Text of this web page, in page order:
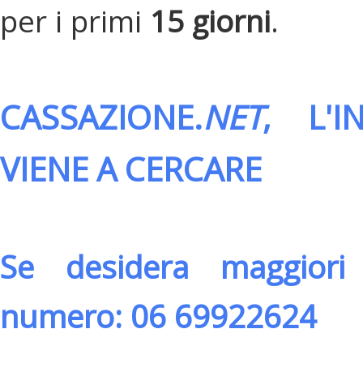
per i primi 15 giorni.
CASSAZIONE.NET,
VIENE A CERCARE
Se desidera
numero: 06 69922624